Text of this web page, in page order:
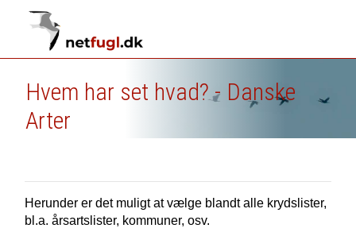
Hvem har set hvad? - Danske
Arter
Herunder er det muligt at vælge blandt alle krydslister,
bl.a. årsartslister, kommuner, osv.